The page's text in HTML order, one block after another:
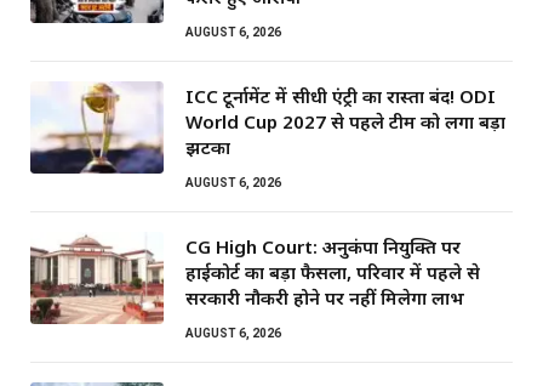
AUGUST 6, 2026
ICC टूर्नामेंट में सीधी एंट्री का रास्ता बंद! ODI
World Cup 2027 से पहले टीम को लगा बड़ा
झटका
AUGUST 6, 2026
CG High Court: अनुकंपा नियुक्ति पर
हाईकोर्ट का बड़ा फैसला, परिवार में पहले से
सरकारी नौकरी होने पर नहीं मिलेगा लाभ
AUGUST 6, 2026